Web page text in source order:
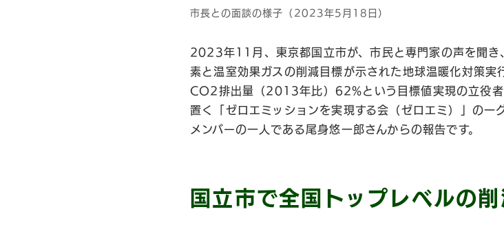
市長との面談の様子（2023年5月18日）
2023年11月、東京都国立市が、市民と専門家の声を聞き
素と温室効果ガスの削減目標が示された地球温暖化対策実
CO2排出量（2013年比）62%という目標値実現の立役者
置く「ゼロエミッションを実現する会（ゼロエミ）」の一
メンバーの一人である尾身悠一郎さんからの報告です。
国立市で全国トップレベルの